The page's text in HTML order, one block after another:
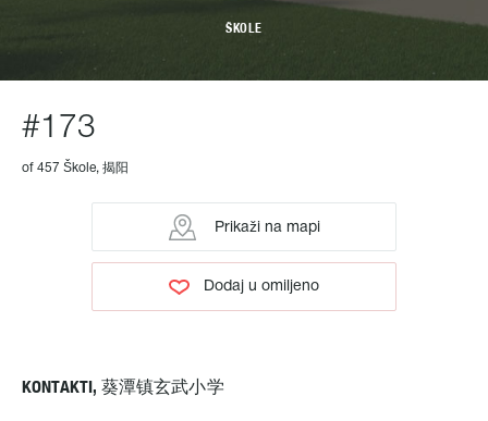
ŠKOLE
#173
of 457 Škole, 揭阳
Prikaži na mapi
Dodaj u omiljeno
КОNTAKTI, 葵潭镇玄武小学